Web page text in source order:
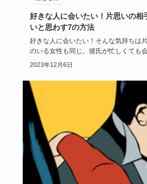
好きな人に会いたい！片思いの相
いと思わす7の方法
好きな人に会いたい！そんな気持ちは
のいる女性も同じ。彼氏が忙しくても
えるために「し…
2023年12月6日